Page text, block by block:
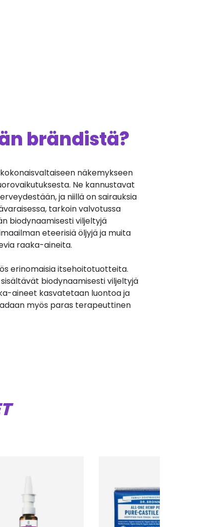
brändistä?
näkemykseen
Ne kannustavat
ja niillä on sairauksia
tarkoin valvotussa
biodynaamisesti viljeltyjä
eteerisiä öljyjä ja muita
raaka-aineita.
erinomaisia itsehoitotuotteita.
biodynaamisesti viljeltyjä
aineet kasvatetaan luontoa ja
myös paras terapeuttinen